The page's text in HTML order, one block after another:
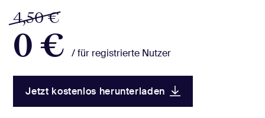
4,50 €
0 €/ für registrierte Nutzer
Jetzt kostenlos herunterladen